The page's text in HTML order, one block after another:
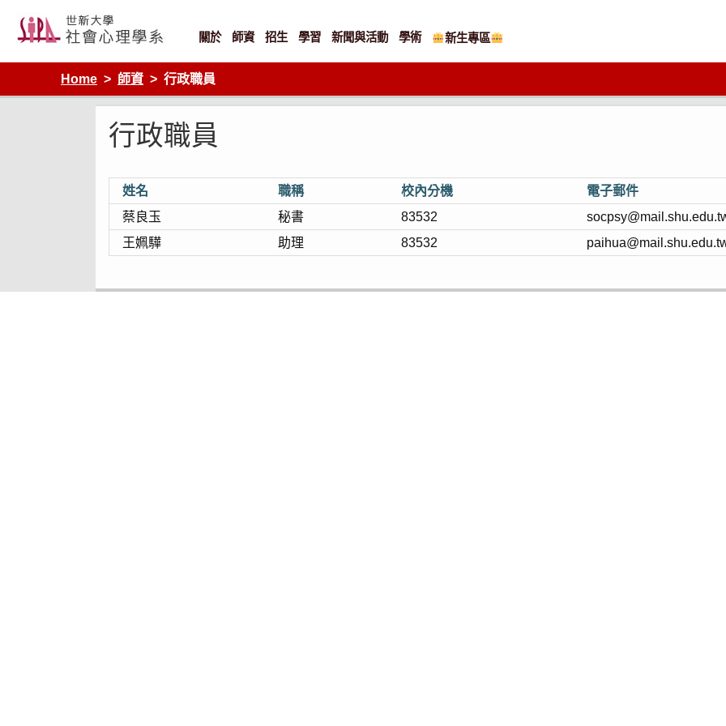
content
關於 師資 招生 學習 新聞與活動 學術 新生專區
Home 師資 行政職員
行政職員
姓名 職稱 校內分機
電子郵件
蔡良玉
秘書 83532
王姵驊
助理 83532